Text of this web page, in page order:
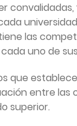
convalidadas,
las
uno de
que
entre las
superior.